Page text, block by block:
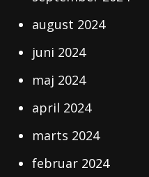
august 2024
juni 2024
maj 2024
april 2024
marts 2024
februar 2024